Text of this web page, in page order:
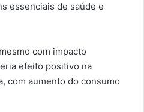
essenciais de saúde e
com impacto
efeito positivo na
com aumento do consumo